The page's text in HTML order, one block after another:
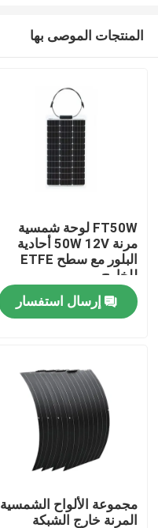
المنتجات
فيديوهات
حولنا
المنتجات الموصى بها
FT50W لوحة شمسية
مرنة 50W 12V أحادية
البلور مع سطح ETFE
للخارج
إرسال استفسار
مجموعة الألواح الشمسية
المرنة خارج الشبكة